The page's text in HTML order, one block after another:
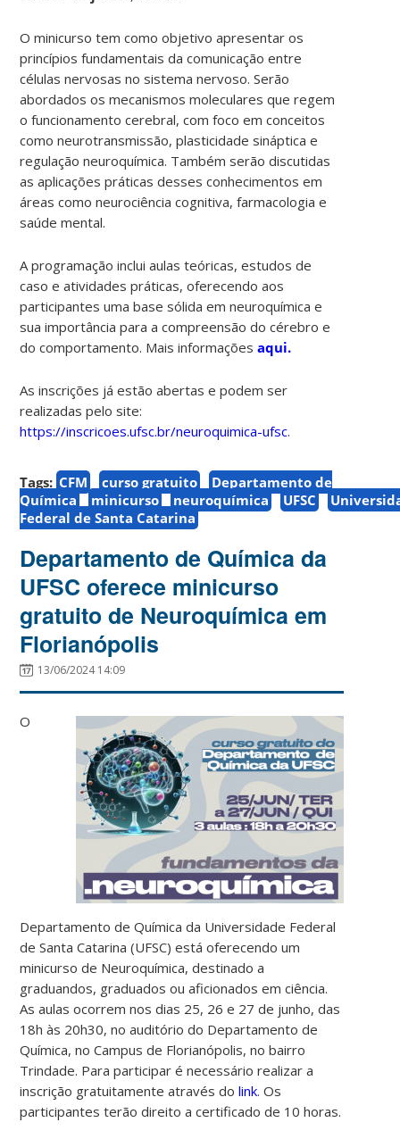
O minicurso tem como objetivo apresentar os
princípios fundamentais da comunicação entre
células nervosas no sistema nervoso. Serão
abordados os mecanismos moleculares que regem
o funcionamento cerebral, com foco em conceitos
como neurotransmissão, plasticidade sináptica e
regulação neuroquímica. Também serão discutidas
as aplicações práticas desses conhecimentos em
áreas como neurociência cognitiva, farmacologia e
saúde mental.
A programação inclui aulas teóricas, estudos de
caso e atividades práticas, oferecendo aos
participantes uma base sólida em neuroquímica e
sua importância para a compreensão do cérebro e
do comportamento. Mais informaçõesaqui.
As inscrições já estão abertas e podem ser
realizadas pelo site:
https://inscricoes.ufsc.br/neuroquimica-ufsc.
Tags: CFM curso gratuito
Departamento de
Química
minicurso neuroquímica UFSC
Federal de Santa Catarina
Departamento de Química da
UFSC oferece minicurso
gratuito de Neuroquímica em
Florianópolis
13/06/2024 14:09
O
Departamento de Química da Universidade Federal
de Santa Catarina (UFSC) está oferecendo um
minicurso de Neuroquímica, destinado a
graduandos, graduados ou aficionados em ciência.
As aulas ocorrem nos dias 25, 26 e 27 de junho, das
18h às 20h30, no auditório do Departamento de
Química, no Campus de Florianópolis, no bairro
Trindade. Para participar é necessário realizar a
inscrição gratuitamente através dolink. Os
participantes terão direito a certificado de 10 horas.